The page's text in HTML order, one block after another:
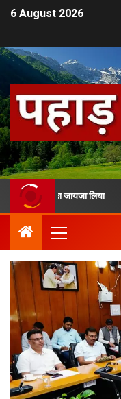
6 August 2026
का जायजा लिया